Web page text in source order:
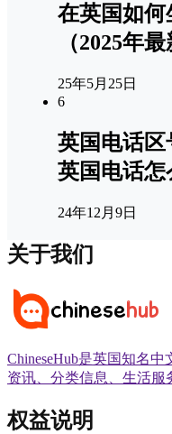
在英国如何
（2025年最
25年5月25日
6
英国电话区
英国电话怎
24年12月9日
关于我们
ChineseHub是英国知名
资讯、分类信息、生活服
权益说明